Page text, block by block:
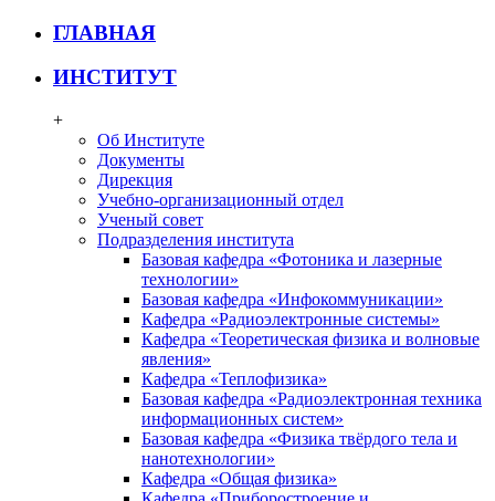
ГЛАВНАЯ
ИНСТИТУТ
+
Об Институте
Документы
Дирекция
Учебно-организационный отдел
Ученый совет
Подразделения института
Базовая кафедра «Фотоника и лазерные
технологии»
Базовая кафедра «Инфокоммуникации»
Кафедра «Радиоэлектронные системы»
Кафедра «Теоретическая физика и волновые
явления»
Кафедра «Теплофизика»
Базовая кафедра «Радиоэлектронная техника
информационных систем»
Базовая кафедра «Физика твёрдого тела и
нанотехнологии»
Кафедра «Общая физика»